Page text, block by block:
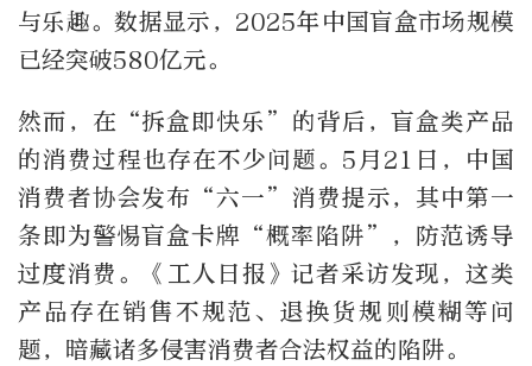
与乐趣。数据显示，2025年中国盲盒市场规模
已经突破580亿元。
然而，在“拆盒即快乐”的背后，盲盒类产品
的消费过程也存在不少问题。5月21日，中国
消费者协会发布“六一”消费提示，其中第一
条即为警惕盲盒卡牌“概率陷阱”，防范诱导
过度消费。《工人日报》记者采访发现，这类
产品存在销售不规范、退换货规则模糊等问
题，暗藏诸多侵害消费者合法权益的陷阱。